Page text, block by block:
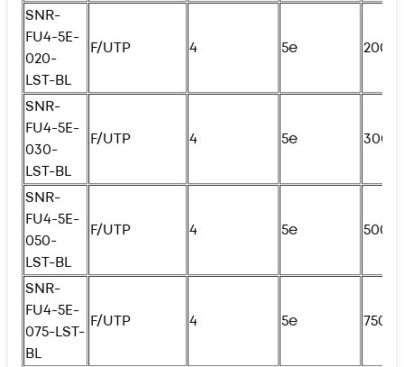
SNR-
FU4-5E-
020-
LST-BL
F/UTP 4 5e
SNR-
FU4-5E-
030-
LST-BL
F/UTP 4 5e
SNR-
FU4-5E-
050-
LST-BL
F/UTP 4 5e
SNR-
FU4-5E-
075-LST-
BL
F/UTP 4 5e